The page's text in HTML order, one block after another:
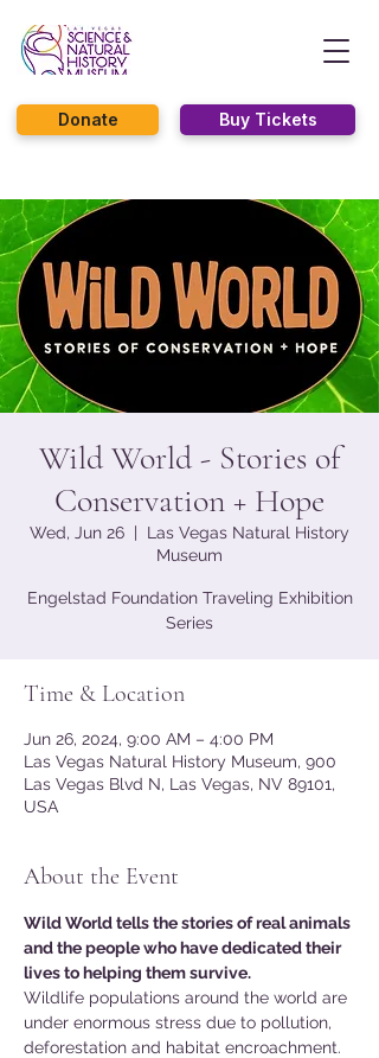
Buy Tickets
Donate
Wild World - Stories of
Conservation + Hope
Wed, Jun 26
  |
Las Vegas Natural History
Museum
Engelstad Foundation Traveling Exhibition
Series
Time & Location
Jun 26, 2024, 9:00 AM – 4:00 PM
Las Vegas Natural History Museum, 900
Las Vegas Blvd N, Las Vegas, NV 89101,
USA
About the Event
Wild World tells the stories of real animals
and the people who have dedicated their
lives to helping them survive.
Wildlife populations around the world are
under enormous stress due to pollution,
deforestation and habitat encroachment.